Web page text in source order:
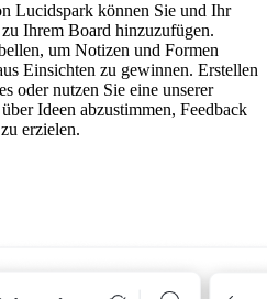
Lucidspark können Sie und Ihr
Ihrem Board hinzuzufügen.
um Notizen und Formen
Einsichten zu gewinnen. Erstellen
oder nutzen Sie eine unserer
Ideen abzustimmen, Feedback
erzielen.